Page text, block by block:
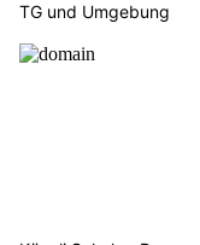
TG und Umgebung